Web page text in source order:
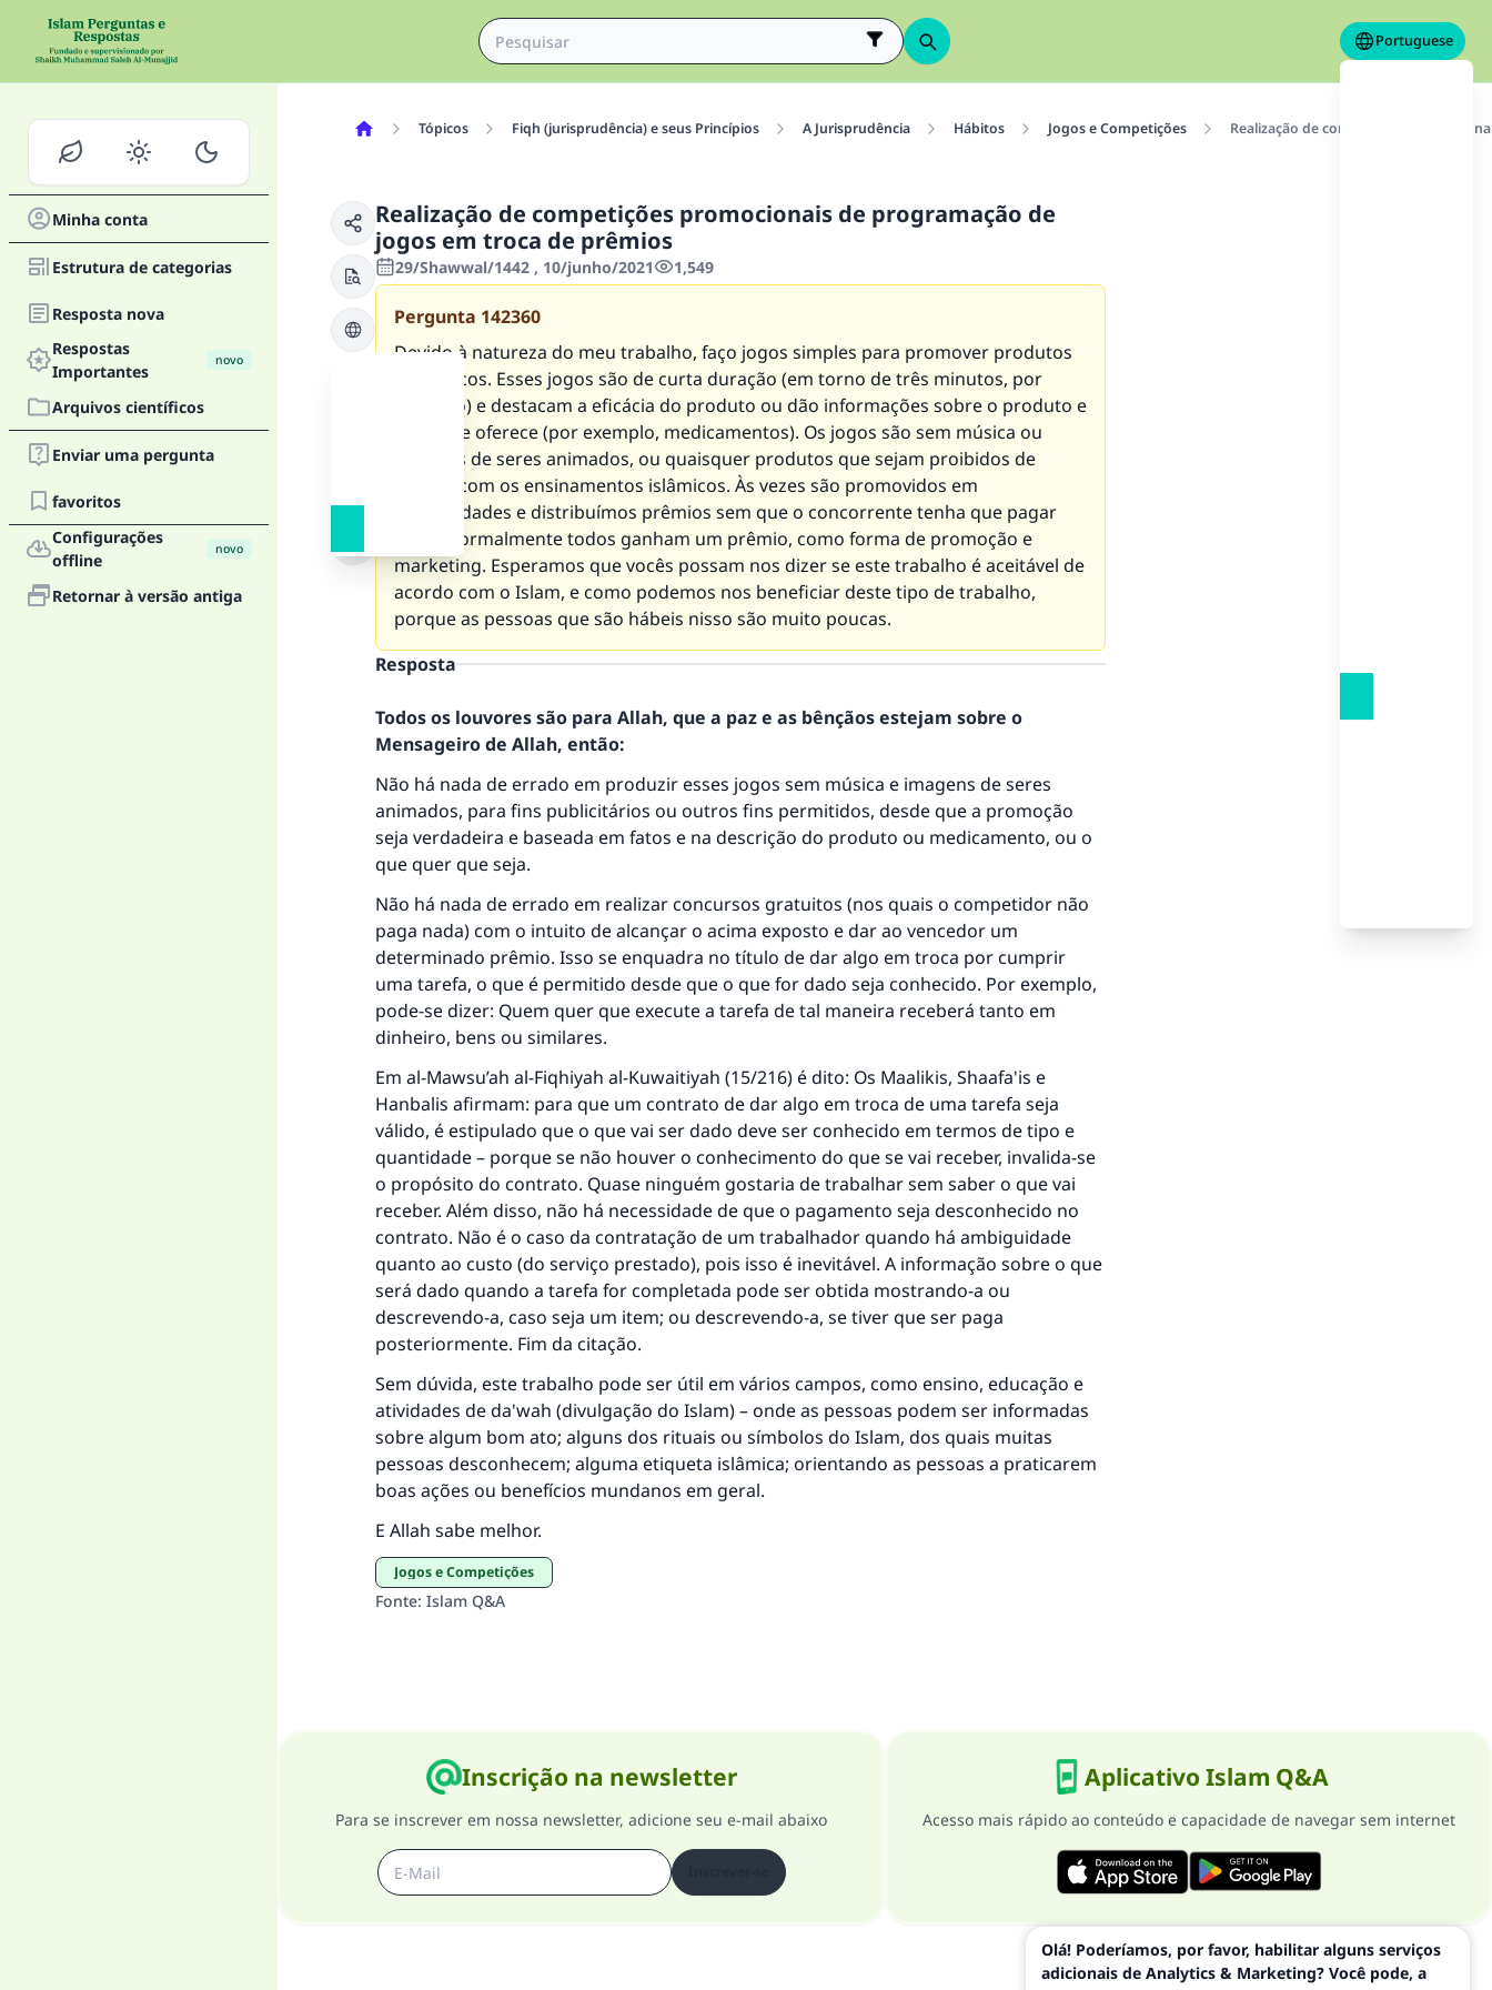
Portuguese
Minha conta
Estrutura de categorias
Resposta nova
Respostas
Importantes
novo
Arquivos científicos
Enviar uma pergunta
favoritos
Configurações
offline
novo
Retornar à versão antiga
Tópicos Fiqh (jurisprudência) e seus Princípios A Jurisprudência Hábitos Jogos e Competições Realização de competições
Realização de competições promocionais de programação de
jogos em troca de prêmios
29/Shawwal/1442 , 10/junho/2021 1,549
Pergunta 142360
Devido à natureza do meu trabalho, faço jogos simples para promover produtos
específicos. Esses jogos são de curta duração (em torno de três minutos, por
exemplo) e destacam a eficácia do produto ou dão informações sobre o produto e
o que ele oferece (por exemplo, medicamentos). Os jogos são sem música ou
imagens de seres animados, ou quaisquer produtos que sejam proibidos de
acordo com os ensinamentos islâmicos. Às vezes são promovidos em
universidades e distribuímos prêmios sem que o concorrente tenha que pagar
nada. Normalmente todos ganham um prêmio, como forma de promoção e
marketing. Esperamos que vocês possam nos dizer se este trabalho é aceitável de
acordo com o Islam, e como podemos nos beneficiar deste tipo de trabalho,
porque as pessoas que são hábeis nisso são muito poucas.
Resposta
Todos os louvores são para Allah, que a paz e as bênçãos estejam sobre o
Mensageiro de Allah, então:
Não há nada de errado em produzir esses jogos sem música e imagens de seres
animados, para fins publicitários ou outros fins permitidos, desde que a promoção
seja verdadeira e baseada em fatos e na descrição do produto ou medicamento, ou o
que quer que seja.
Não há nada de errado em realizar concursos gratuitos (nos quais o competidor não
paga nada) com o intuito de alcançar o acima exposto e dar ao vencedor um
determinado prêmio. Isso se enquadra no título de dar algo em troca por cumprir
uma tarefa, o que é permitido desde que o que for dado seja conhecido. Por exemplo,
pode-se dizer: Quem quer que execute a tarefa de tal maneira receberá tanto em
dinheiro, bens ou similares.
Em al-Mawsu’ah al-Fiqhiyah al-Kuwaitiyah (15/216) é dito: Os Maalikis, Shaafa'is e
Hanbalis afirmam: para que um contrato de dar algo em troca de uma tarefa seja
válido, é estipulado que o que vai ser dado deve ser conhecido em termos de tipo e
quantidade – porque se não houver o conhecimento do que se vai receber, invalida-se
o propósito do contrato. Quase ninguém gostaria de trabalhar sem saber o que vai
receber. Além disso, não há necessidade de que o pagamento seja desconhecido no
contrato. Não é o caso da contratação de um trabalhador quando há ambiguidade
quanto ao custo (do serviço prestado), pois isso é inevitável. A informação sobre o que
será dado quando a tarefa for completada pode ser obtida mostrando-a ou
descrevendo-a, caso seja um item; ou descrevendo-a, se tiver que ser paga
posteriormente. Fim da citação.
Sem dúvida, este trabalho pode ser útil em vários campos, como ensino, educação e
atividades de da'wah (divulgação do Islam) – onde as pessoas podem ser informadas
sobre algum bom ato; alguns dos rituais ou símbolos do Islam, dos quais muitas
pessoas desconhecem; alguma etiqueta islâmica; orientando as pessoas a praticarem
boas ações ou benefícios mundanos em geral.
E Allah sabe melhor.
Jogos e Competições
Fonte: Islam Q&A
Inscrição na newsletter
Para se inscrever em nossa newsletter, adicione seu e-mail abaixo
Aplicativo Islam Q&A
Acesso mais rápido ao conteúdo e capacidade de navegar sem internet
A resposta n° 110845 salvou um casamento.
Ajude-nos a responder à Ummah
O Profeta ﷺ disse,
"Quem quer que incentive outros a fazer o que é bom receberá a
(MUSLIM, 1893)
CONTRIBUIR
Olá! Poderíamos, por favor, habilitar alguns serviços
adicionais de Analytics & Marketing? Você pode, a